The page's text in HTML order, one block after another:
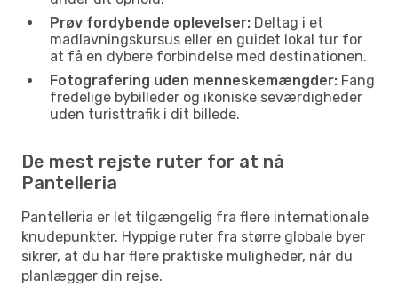
Prøv fordybende oplevelser: Deltag i et
madlavningskursus eller en guidet lokal tur for
at få en dybere forbindelse med destinationen.
Fotografering uden menneskemængder: Fang
fredelige bybilleder og ikoniske seværdigheder
uden turisttrafik i dit billede.
De mest rejste ruter for at nå
Pantelleria
Pantelleria er let tilgængelig fra flere internationale
knudepunkter. Hyppige ruter fra større globale byer
sikrer, at du har flere praktiske muligheder, når du
planlægger din rejse.